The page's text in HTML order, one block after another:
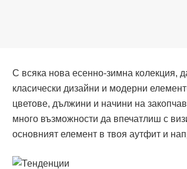
С всяка нова есенно-зимна колекция,
класически дизайни и модерни
цветове, дължини и начини на
много възможности да впечатлиш с
основният елемент в твоя аутфит и